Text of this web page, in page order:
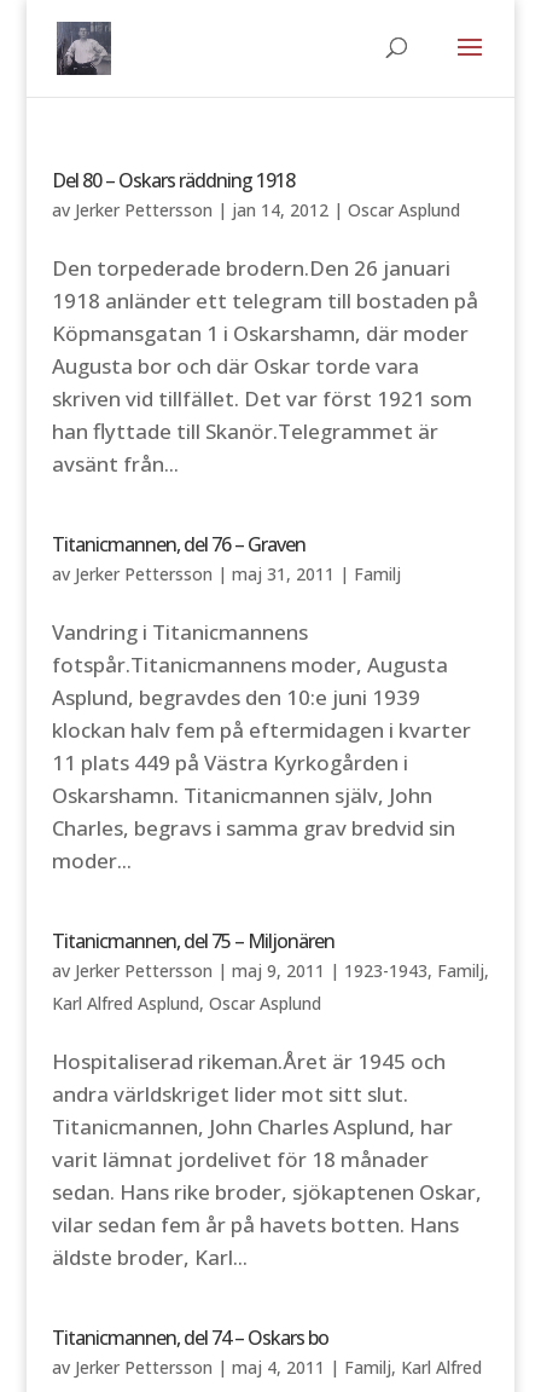
Del 80 – Oskars räddning 1918
av Jerker Pettersson | jan 14, 2012| Oscar Asplund
Den torpederade brodern.Den 26 januari
1918 anländer ett telegram till bostaden på
Köpmansgatan 1 i Oskarshamn, där moder
Augusta bor och där Oskar torde vara
skriven vid tillfället. Det var först 1921 som
han flyttade till Skanör.Telegrammet är
avsänt från...
Titanicmannen, del 76 – Graven
av Jerker Pettersson | maj 31, 2011 | Familj
Vandring i Titanicmannens
fotspår.Titanicmannens moder, Augusta
Asplund, begravdes den 10:e juni 1939
klockan halv fem på eftermidagen i kvarter
11 plats 449 på Västra Kyrkogården i
Oskarshamn. Titanicmannen själv, John
Charles, begravs i samma grav bredvid sin
moder...
Titanicmannen, del 75 – Miljonären
av Jerker Pettersson | maj 9, 2011 | 1923-1943, Familj,
Karl Alfred Asplund, Oscar Asplund
Hospitaliserad rikeman.Året är 1945 och
andra världskriget lider mot sitt slut.
Titanicmannen, John Charles Asplund, har
varit lämnat jordelivet för 18 månader
sedan. Hans rike broder, sjökaptenen Oskar,
vilar sedan fem år på havets botten. Hans
äldste broder, Karl...
Titanicmannen, del 74 – Oskars bo
av Jerker Pettersson | maj 4, 2011 | Familj, Karl Alfred